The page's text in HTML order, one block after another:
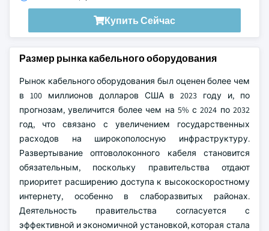
Купить Сейчас
Размер рынка кабельного оборудования
Рынок кабельного оборудования был оценен более чем
в 100 миллионов долларов США в 2023 году и, по
прогнозам, увеличится более чем на 5% с 2024 по 2032
год, что связано с увеличением государственных
расходов на широкополосную инфраструктуру.
Развертывание оптоволоконного кабеля становится
обязательным, поскольку правительства отдают
приоритет расширению доступа к высокоскоростному
интернету, особенно в слаборазвитых районах.
Деятельность правительства согласуется с
эффективной и экономичной установкой, которая стала